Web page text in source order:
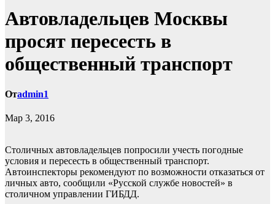
Автовладельцев Москвы
просят пересесть в
общественный транспорт
Отadmin1
Мар 3, 2016
Столичных автовладельцев попросили учесть погодные
условия и пересесть в общественный транспорт.
Автоинспекторы рекомендуют по возможности отказаться от
личных авто, сообщили «Русской службе новостей» в
столичном управлении ГИБДД.